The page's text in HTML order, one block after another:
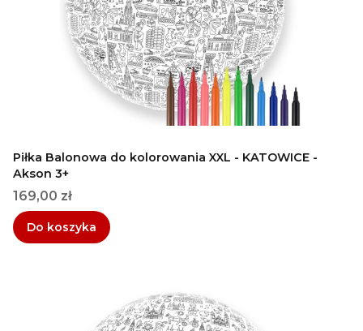
Piłka Balonowa do kolorowania XXL - KATOWICE -
Akson 3+
Cena
169,00 zł
Do koszyka